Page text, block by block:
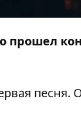
прошел
песня.